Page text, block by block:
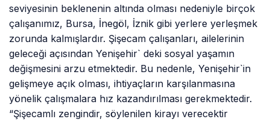
seviyesinin beklenenin altında olması nedeniyle birçok
çalışanımız, Bursa, İnegöl, İznik gibi yerlere yerleşmek
zorunda kalmışlardır. Şişecam çalışanları, ailelerinin
geleceği açısından Yenişehir` deki sosyal yaşamın
değişmesini arzu etmektedir. Bu nedenle, Yenişehir`in
gelişmeye açık olması, ihtiyaçların karşılanmasına
yönelik çalışmalara hız kazandırılması gerekmektedir.
“Şişecamlı zengindir, söylenilen kirayı verecektir